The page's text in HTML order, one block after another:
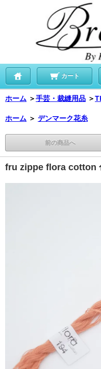
カート
ホーム ＞手芸・裁縫用品 ＞
ホーム ＞ デンマーク花糸
前の商品へ
fru zippe flora cotton